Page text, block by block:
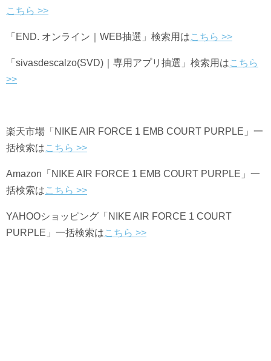
こちら >>
「END. オンライン｜WEB抽選」検索用はこちら >>
「sivasdescalzo(SVD)｜専用アプリ抽選」検索用はこちら
>>
楽天市場「NIKE AIR FORCE 1 EMB COURT PURPLE」一
括検索はこちら >>
Amazon「NIKE AIR FORCE 1 EMB COURT PURPLE」一
括検索はこちら >>
YAHOOショッピング「NIKE AIR FORCE 1 COURT
PURPLE」一括検索はこちら >>